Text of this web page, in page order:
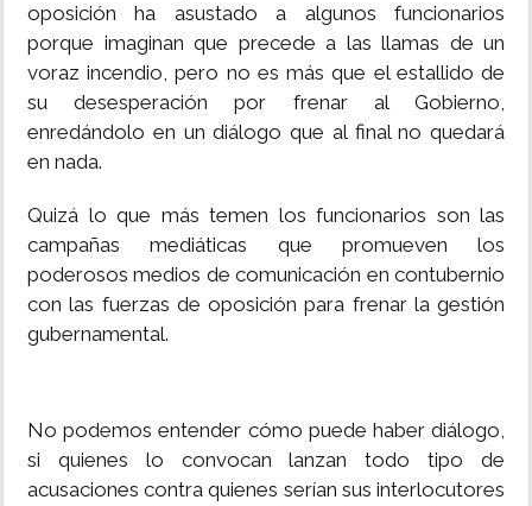
MUNDO
INSÓLITAS
IMPRESO
oposición ha asustado a algunos funcionarios
porque imaginan que precede a las llamas de un
voraz incendio, pero no es más que el estallido de
su desesperación por frenar al Gobierno,
enredándolo en un diálogo que al final no quedará
en nada.
Quizá lo que más temen los funcionarios son las
campañas mediáticas que promueven los
poderosos medios de comunicación en contubernio
con las fuerzas de oposición para frenar la gestión
gubernamental.
No podemos entender cómo puede haber diálogo,
si quienes lo convocan lanzan todo tipo de
acusaciones contra quienes serían sus interlocutores